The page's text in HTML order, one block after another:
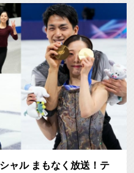
ャル まもなく放送！テ